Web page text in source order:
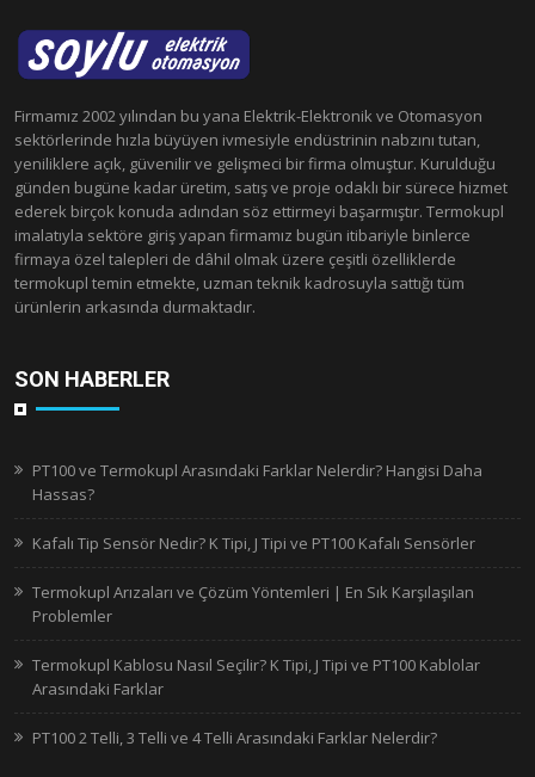
Firmamız 2002 yılından bu yana Elektrik-Elektronik ve Otomasyon
sektörlerinde hızla büyüyen ivmesiyle endüstrinin nabzını tutan,
yeniliklere açık, güvenilir ve gelişmeci bir firma olmuştur. Kurulduğu
günden bugüne kadar üretim, satış ve proje odaklı bir sürece hizmet
ederek birçok konuda adından söz ettirmeyi başarmıştır. Termokupl
imalatıyla sektöre giriş yapan firmamız bugün itibariyle binlerce
firmaya özel talepleri de dâhil olmak üzere çeşitli özelliklerde
termokupl temin etmekte, uzman teknik kadrosuyla sattığı tüm
ürünlerin arkasında durmaktadır.
SON HABERLER
PT100 ve Termokupl Arasındaki Farklar Nelerdir? Hangisi Daha
Hassas?
Kafalı Tip Sensör Nedir? K Tipi, J Tipi ve PT100 Kafalı Sensörler
Termokupl Arızaları ve Çözüm Yöntemleri | En Sık Karşılaşılan
Problemler
Termokupl Kablosu Nasıl Seçilir? K Tipi, J Tipi ve PT100 Kablolar
Arasındaki Farklar
PT100 2 Telli, 3 Telli ve 4 Telli Arasındaki Farklar Nelerdir?